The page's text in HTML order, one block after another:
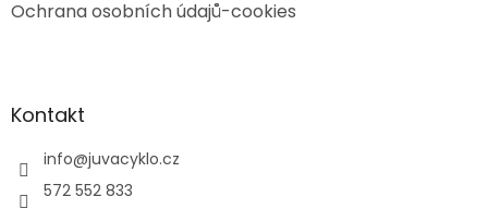
Ochrana osobních údajů-cookies
Kontakt
info@juvacyklo.cz
572 552 833